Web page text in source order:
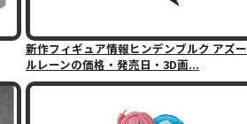
新作フィギュア情報ヒンデンブルク アズー
ルレーンの価格・発売日・3D画...